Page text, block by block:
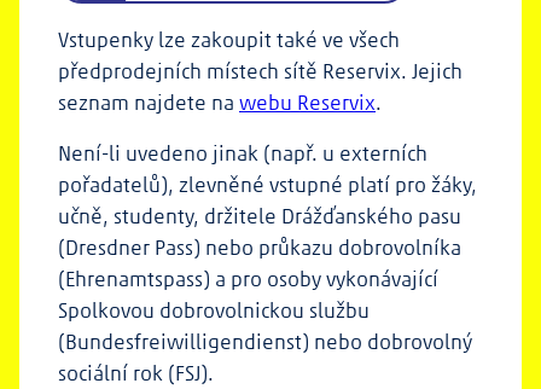
Vstupenky lze zakoupit také ve všech
předprodejních místech sítě Reservix. Jejich
seznam najdete na webu Reservix.
Není-li uvedeno jinak (např. u externích
pořadatelů), zlevněné vstupné platí pro žáky,
učně, studenty, držitele Drážďanského pasu
(Dresdner Pass) nebo průkazu dobrovolníka
(Ehrenamtspass) a pro osoby vykonávající
Spolkovou dobrovolnickou službu
(Bundesfreiwilligendienst) nebo dobrovolný
sociální rok (FSJ).